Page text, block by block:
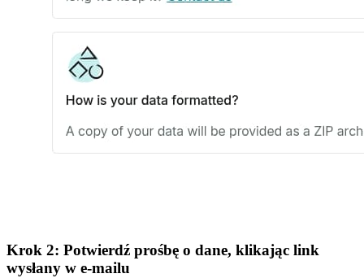
Krok 2: Potwierdź prośbę o dane, klikając link
wysłany w e-mailu